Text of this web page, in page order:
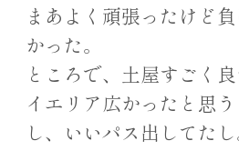
まあよく頑張ったけど
かった。
ところで、土屋すごく
イエリア広かったと思
し、いいパス出してたし